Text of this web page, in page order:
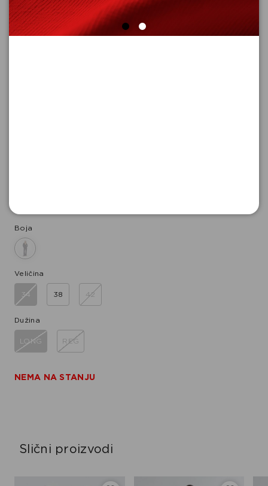
Boja
Veličina
34 38 42
Dužina
LONG REG
NEMA NA STANJU
Slični proizvodi